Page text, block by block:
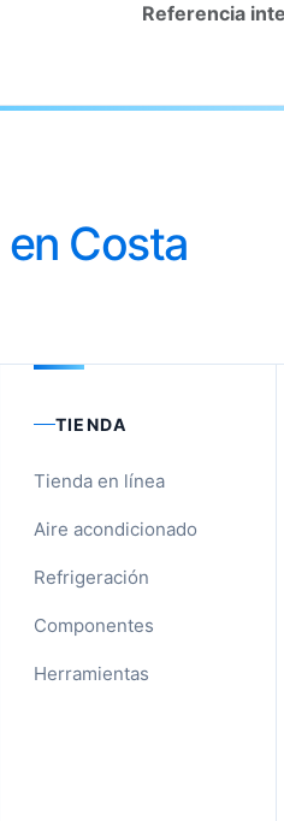
Referencia
en Costa
TIENDA
Tienda en línea
Aire acondicionado
Refrigeración
Componentes
Herramientas